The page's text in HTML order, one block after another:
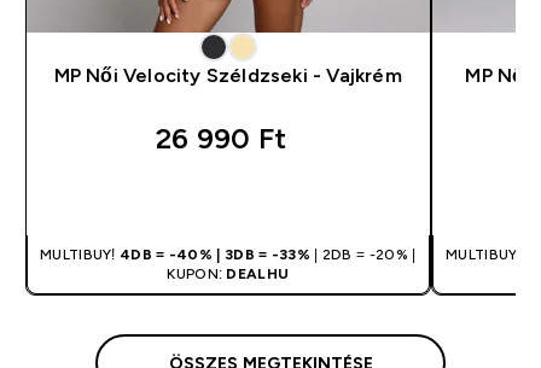
MP Női Velocity Széldzseki - Vajkrém
26 990 Ft‎
MULTIBUY! 4DB = -40% | 3DB = -33% | 2DB = -20% |
KUPON: DEALHU
MP Női
MULTIBUY!
ÖSSZES MEGTEKINTÉSE